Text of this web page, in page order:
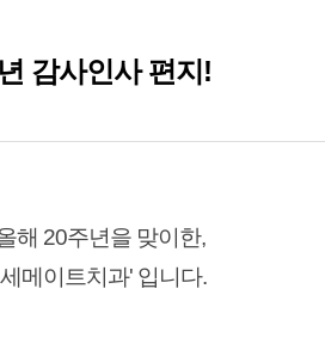
감사인사 편지!
해 20주년을 맞이한,
메이트치과' 입니다.